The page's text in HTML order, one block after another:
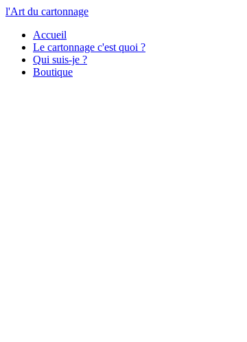
l'Art du cartonnage
Accueil
Le cartonnage c'est quoi ?
Qui suis-je ?
Boutique